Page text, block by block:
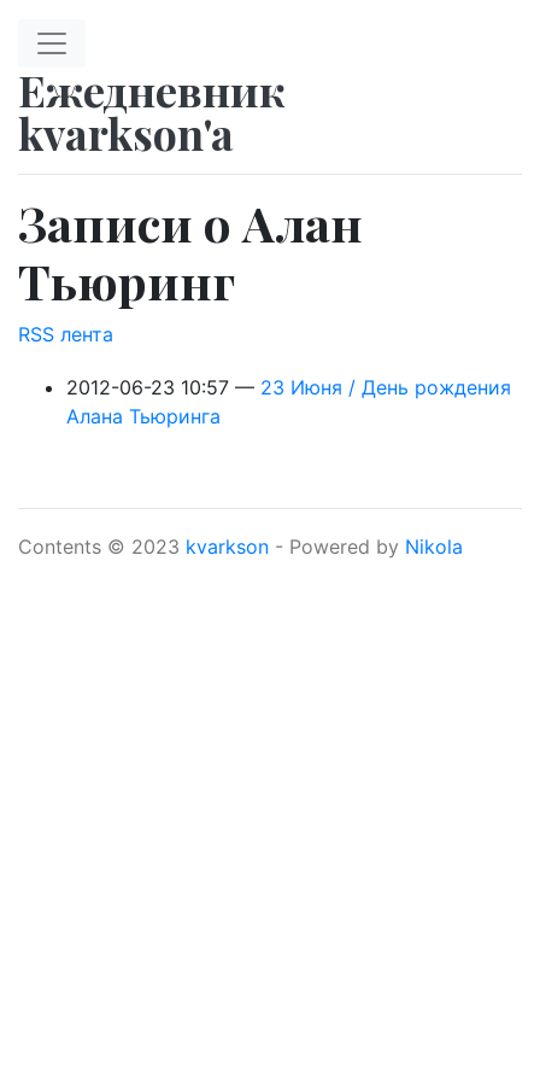
Ежедневник
kvarkson'a
Записи о Алан
Тьюринг
RSS лента
2012-06-23 10:57
23 Июня / День рождения
Алана Тьюринга
Contents © 2023 kvarkson - Powered by Nikola